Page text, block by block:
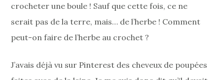
crocheter une boule ! Sauf que cette fois, ce ne
serait pas de la terre, mais… de l’herbe ! Comment
peut-on faire de l’herbe au crochet ?
J’avais déjà vu sur Pinterest des cheveux de poupées